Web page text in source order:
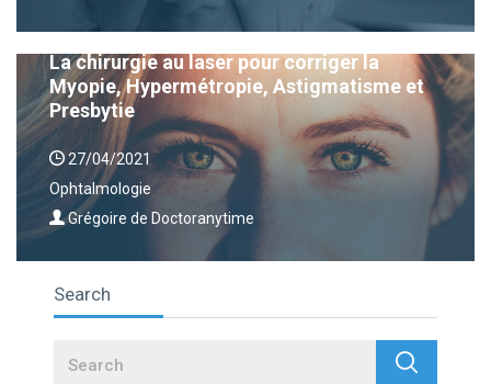
La chirurgie au laser pour corriger la
Myopie, Hypermétropie, Astigmatisme et
Presbytie
27/04/2021
Ophtalmologie
Grégoire de Doctoranytime
Search
Search